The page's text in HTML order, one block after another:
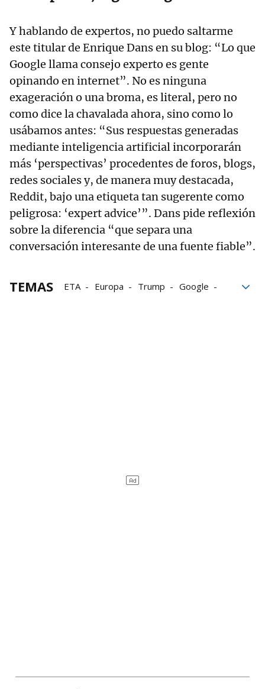
Y hablando de expertos, no puedo saltarme
este titular de Enrique Dans en su blog: “Lo que
Google llama consejo experto es gente
opinando en internet”. No es ninguna
exageración o una broma, es literal, pero no
como dice la chavalada ahora, sino como lo
usábamos antes: “Sus respuestas generadas
mediante inteligencia artificial incorporarán
más ‘perspectivas’ procedentes de foros, blogs,
redes sociales y, de manera muy destacada,
Reddit, bajo una etiqueta tan sugerente como
peligrosa: ‘expert advice’”. Dans pide reflexión
sobre la diferencia “que separa una
conversación interesante de una fuente fiable”.
TEMAS ETA Europa Trump
Google